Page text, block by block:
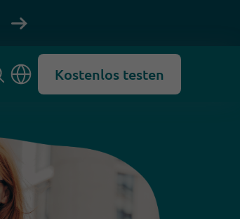
Kostenlos testen